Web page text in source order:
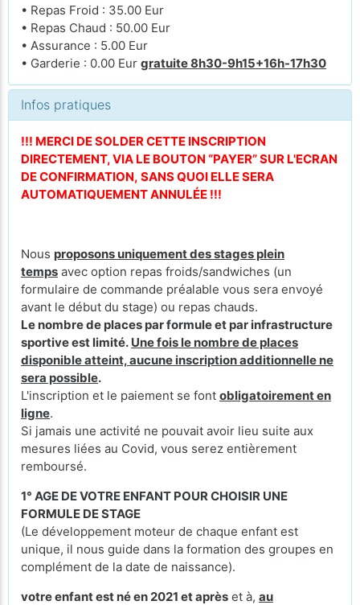
• Repas Froid : 35.00 Eur
• Repas Chaud : 50.00 Eur
• Assurance : 5.00 Eur
• Garderie : 0.00 Eur gratuite 8h30-9h15+16h-17h30
Infos pratiques
!!! MERCI DE SOLDER CETTE INSCRIPTION
DIRECTEMENT, VIA LE BOUTON “PAYER” SUR L'ECRAN
DE CONFIRMATION, SANS QUOI ELLE SERA
AUTOMATIQUEMENT ANNULÉE !!!
Nous proposons uniquement des stages plein
temps avec option repas froids/sandwiches (un
formulaire de commande préalable vous sera envoyé
avant le début du stage) ou repas chauds.
Le nombre de places par formule et par infrastructure
sportive est limité. Une fois le nombre de places
disponible atteint, aucune inscription additionnelle ne
sera possible.
L'inscription et le paiement se font obligatoirement en
ligne.
Si jamais une activité ne pouvait avoir lieu suite aux
mesures liées au Covid, vous serez entièrement
remboursé.
1° AGE DE VOTRE ENFANT POUR CHOISIR UNE
FORMULE DE STAGE
(Le développement moteur de chaque enfant est
unique, il nous guide dans la formation des groupes en
complément de la date de naissance).
votre enfant est né en 2021 et après et à, au